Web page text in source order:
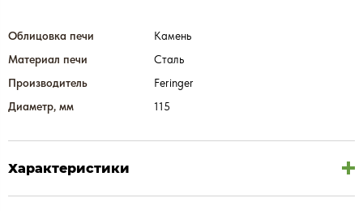
Облицовка печи
Камень
Материал печи
Сталь
Производитель
Feringer
Диаметр, мм
115
Характеристики